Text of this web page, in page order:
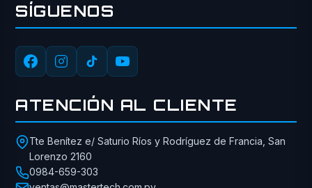
SÍGUENOS
ATENCIÓN AL CLIENTE
Tte Benítez e/ Saturio Ríos y Rodríguez de Francia, San
Lorenzo 2160
0984-659-303